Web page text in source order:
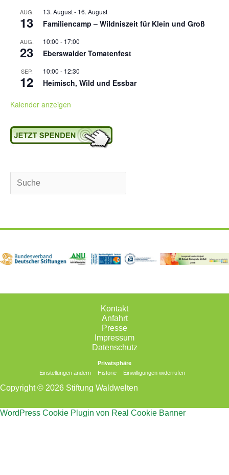
AUG.
13
13. August- 16. August
Familiencamp – Wildniszeit für Klein und Groß
AUG.
23
10:00 - 17:00
Eberswalder Tomatenfest
SEP.
12
10:00 - 12:30
Heimisch, Wild und Essbar
Kalender anzeigen
Suchen
Kontakt
Anfahrt
Presse
Impressum
Datenschutz
Privatsphäre
Einstellungen ändern
Historie Einwilligungen widerrufen
Copyright © 2026 Stiftung Waldwelten
WordPress Cookie Plugin von Real Cookie Banner